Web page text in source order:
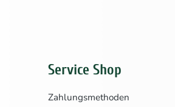
Service Shop
Zahlungsmethoden